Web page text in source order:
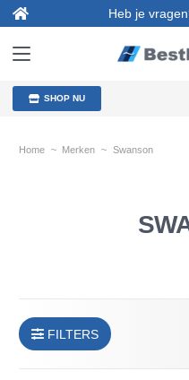
Heb je
SHOP NU
Home ~ Merken ~ Swanson
FILTERS